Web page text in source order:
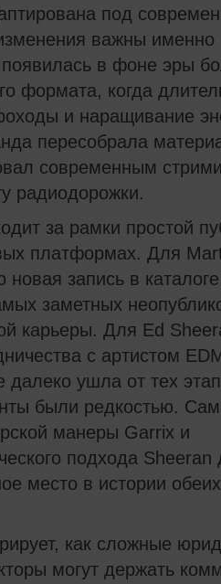
под
важны именно
появилась в фоне эры
формата, когда
и наращивание
пересобрала
современным
радиодорожки.
за рамки простой
платформах. Для
запись в
заметных
карьеры. Для Ed
с артистом
далеко ушла от тех
были редкостью.
манеры Garrix и
подхода Sheeran
место в истории обеих
как сложные
могут держать